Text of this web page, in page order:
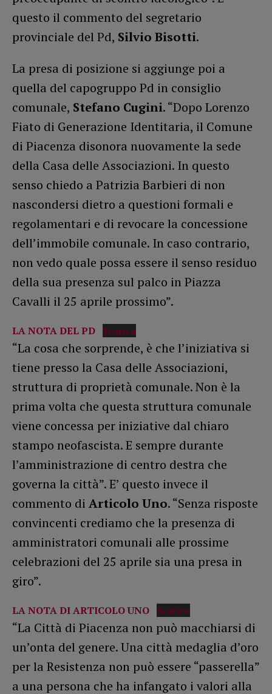
questo il commento del segretario
provinciale del Pd, Silvio Bisotti.
La presa di posizione si aggiunge poi a
quella del capogruppo Pd in consiglio
comunale, Stefano Cugini. “Dopo Lorenzo
Fiato di Generazione Identitaria, il Comune
di Piacenza disonora nuovamente la sede
della Casa delle Associazioni. In questo
senso chiedo a Patrizia Barbieri di non
nascondersi dietro a questioni formali e
regolamentari e di revocare la concessione
dell’immobile comunale. In caso contrario,
non vedo quale possa essere il senso residuo
della sua presenza sul palco in Piazza
Cavalli il 25 aprile prossimo”.
LA NOTA DEL PD Scarica
“La cosa che sorprende, è che l’iniziativa si
tiene presso la Casa delle Associazioni,
struttura di proprietà comunale. Non è la
prima volta che questa struttura comunale
viene concessa per iniziative dal chiaro
stampo neofascista. E sempre durante
l’amministrazione di centro destra che
governa la città”. E’ questo invece il
commento di Articolo Uno. “Senza risposte
convincenti crediamo che la presenza di
amministratori comunali alle prossime
celebrazioni del 25 aprile sia una presa in
giro”.
LA NOTA DI ARTICOLO UNO Scarica
“La Città di Piacenza non può macchiarsi di
un’onta del genere. Una città medaglia d’oro
per la Resistenza non può essere “passerella”
a una persona che ha infangato i valori alla